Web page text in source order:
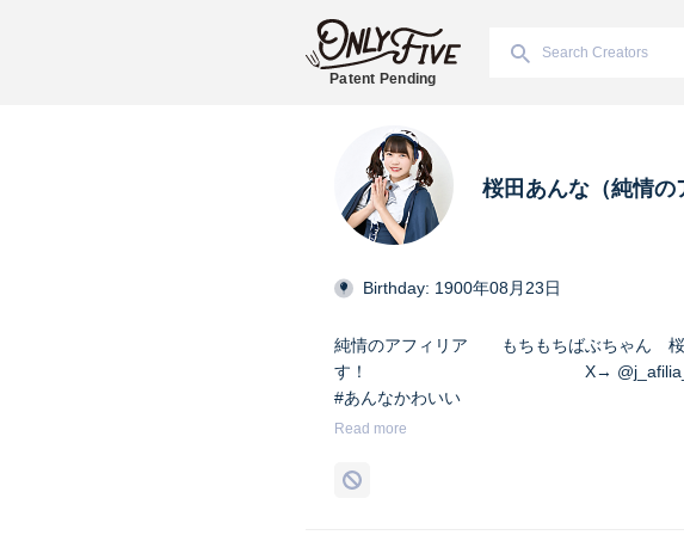
Patent Pending
桜田あんな（純情の
Birthday: 1900年08月23日
純情のアフィリア もちもちばぶちゃん 桜
す！ X→ @j_afilia_anna 🧡
#あんなかわいい
#純情のアフィリア
Read more